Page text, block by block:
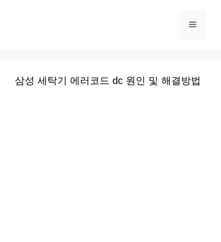
메
삼성 세탁기 에러코드 dc 원인 및 해결방법